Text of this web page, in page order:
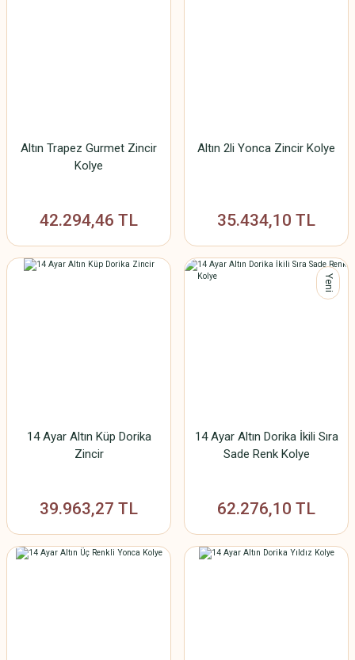
Altın Trapez Gurmet Zincir
Kolye
42.294,46 TL
Altın 2li Yonca Zincir Kolye
35.434,10 TL
14 Ayar Altın Küp Dorika
Zincir
39.963,27 TL
Yeni
14 Ayar Altın Dorika İkili Sıra
Sade Renk Kolye
62.276,10 TL